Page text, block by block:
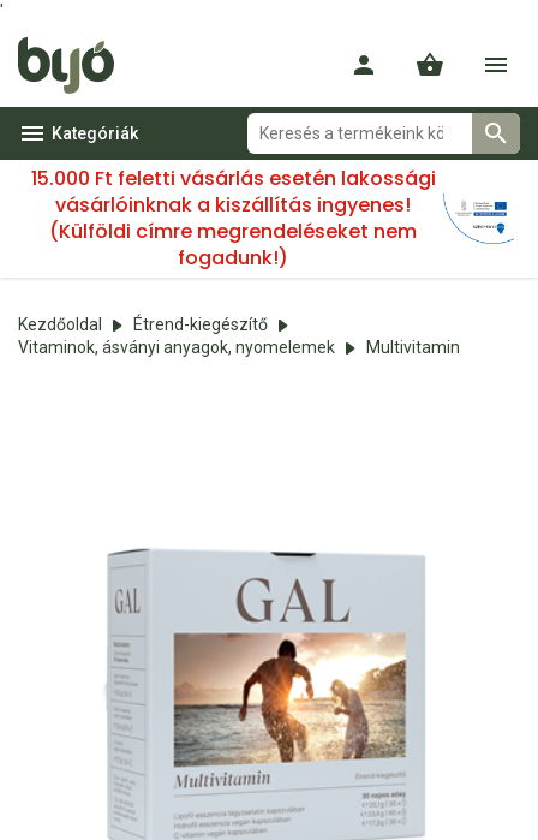
'
Kategóriák
15.000 Ft feletti vásárlás esetén lakossági
vásárlóinknak a kiszállítás ingyenes!
(Külföldi címre megrendeléseket nem
fogadunk!)
Kezdőoldal
Étrend-kiegészítő
Vitaminok, ásványi anyagok, nyomelemek
Multivitamin